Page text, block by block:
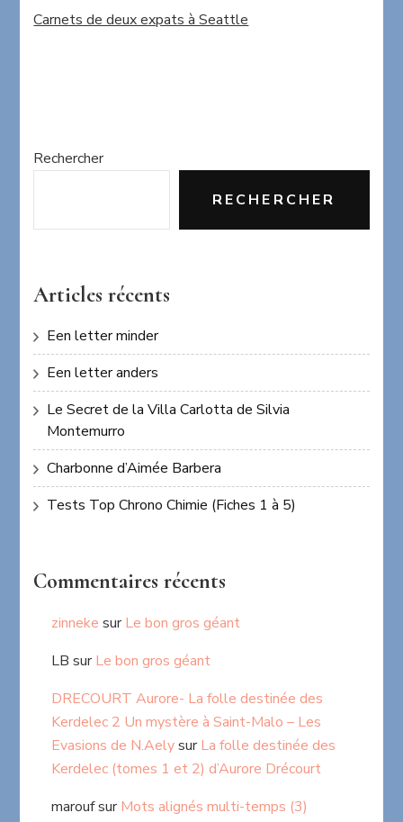
Carnets de deux expats à Seattle
Rechercher
RECHERCHER
Articles récents
Een letter minder
Een letter anders
Le Secret de la Villa Carlotta de Silvia
Montemurro
Charbonne d’Aimée Barbera
Tests Top Chrono Chimie (Fiches 1 à 5)
Commentaires récents
zinneke surLe bon gros géant
LB surLe bon gros géant
DRECOURT Aurore- La folle destinée des
Kerdelec 2 Un mystère à Saint-Malo – Les
Evasions de N.AelysurLa folle destinée des
Kerdelec (tomes 1 et 2) d’Aurore Drécourt
maroufsurMots alignés multi-temps (3)